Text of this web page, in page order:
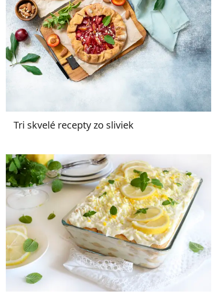
Tri skvelé recepty zo sliviek